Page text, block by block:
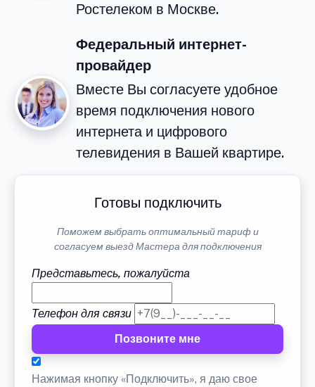
Ростелеком в Москве.
Федеральный интернет-
провайдер
Вместе Вы согласуете удобное
время подключения нового
интернета и цифрового
телевидения в Вашей квартире.
Готовы подключить
Поможем выбрать оптимальный тариф и
согласуем выезд Мастера для подключения
Представьтесь, пожалуйста
Телефон для связи
Позвоните мне
Нажимая кнопку «Подключить», я даю свое